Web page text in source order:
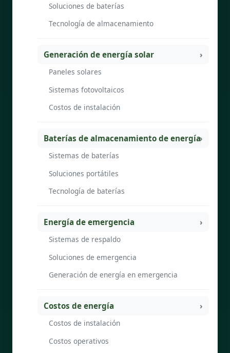
Soluciones de baterías
Tecnología de almacenamiento
Generación de energía solar
Paneles solares
Sistemas fotovoltaicos
Costos de instalación
Baterías de almacenamiento de energía
Sistemas de baterías
Soluciones portátiles
Tecnología de baterías
Energía de emergencia
Sistemas de respaldo
Soluciones de emergencia
Generación de energía en emergencia
Costos de energía
Costos de instalación
Costos operativos